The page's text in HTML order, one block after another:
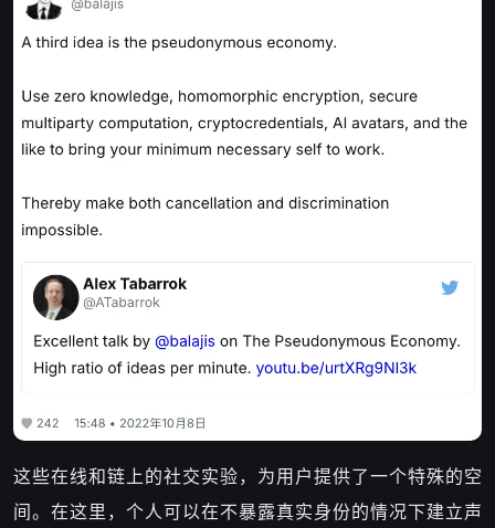
这些在线和链上的社交实验，为用户提供了一个特殊的空
间。在这里，个人可以在不暴露真实身份的情况下建立声